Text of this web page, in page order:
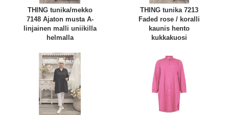
THING tunika/mekko
7148 Ajaton musta A-
linjainen malli uniikilla
helmalla
THING tunika 7213
Faded rose / koralli
kaunis hento
kukkakuosi